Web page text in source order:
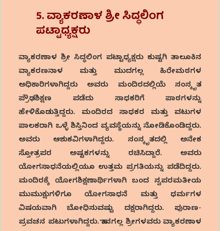
5. ವ್ಯಾಕರಣಾಳಶ್ರೀಸಿದ್ಧಲಿಂಗ
ಪಟ್ಟಾಧ್ಯಕ್ಷರು
ವ್ಯಾಕರಣಾಳ ಶ್ರೀ ಸಿದ್ಧಲಿಂಗ ಪಟ್ಟಾಧ್ಯಕ್ಷರು ಕುಷ್ಟಗಿ ತಾಲೂಕಿನ
ವ್ಯಾಕರಣನಾಳ ಮತ್ತು ಮುದಗಲ್ಲ ಹಿರೇಮಠಗಳ
ಅಧಿಕಾರಿಗಳಾಗಿದ್ದರು ಅವರು ಮಂದಿರದಲ್ಲಿಯೆ ಸಂಸ್ಕೃತ
ಪ್ರೌಢಶಿಕ್ಷಣ ಪಡೆದು ಸಾಧಕರಿಗೆ ಪಾಠಗಳನ್ನು
ಹೇಳಿಕೊಡುತ್ತಿದ್ದರು. ಮಂದಿರದ ಸಾಧಕರ ಮತ್ತು ವಟುಗಳ
ಪಾಲಕರಾಗಿ ಒಳ್ಳೆ ಶಿಸ್ತಿನಿಂದ ವ್ಯವಸ್ಥೆಯನ್ನು ನೋಡಿಕೊಂಡಿದ್ದರು.
ಅವರು ಆಶುಕವಿಗಳಾಗಿದ್ದರು. ಸಂಸ್ಕೃತದಲ್ಲಿ ಅನೇಕ
ಸ್ತೋತ್ರಪರ ಅಷ್ಟಕಗಳನ್ನು ರಚಿಸಿದ್ದಾರೆ. ಅವರು
ಯೋಗಸಾಧನೆಯಲ್ಲಿಯೂ ಉತ್ತಮ ಪ್ರಗತಿಯನ್ನು ಪಡೆದಿದ್ದರು.
ಮಂದಿರಕ್ಕೆ ಯೋಗಶಿಕ್ಷಣಾರ್ಥಿಗಳಾಗಿ ಬಂದ ಸ್ವಪರಮತೀಯ
ಮುಮುಕ್ಷುಗಳಿಗೂ ಯೋಗಸಾಧನೆ ಮತ್ತು ಧರ್ಮಗಳ
ವಿಷಯವಾಗಿ ಬೋಧಿಸುವಷ್ಟು ದಕ್ಷರಾಗಿದ್ದರು. ಪುರಾಣ-
ಪ್ರವಚನ ಪಟುಗಳಾಗಿದ್ದರು. ಹಾನಗಲ್ಲ ಶ್ರೀಗಳವರು ವ್ಯಾಕರಣಾಳ